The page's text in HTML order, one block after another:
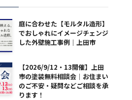
庭に合わせた【モルタル造形】
でおしゃれにイメージチェンジ
した外壁施工事例｜上田市
【2026/9/12・13開催】上田
市の塗装無料相談会｜お住まい
のご不安・疑問などご相談を承
ります！